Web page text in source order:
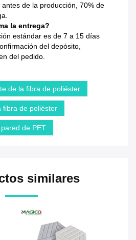
de la producción, 70% de
la entrega?
estándar es de 7 a 15 días
del depósito,
del pedido.
de la fibra de poliéster
fibra de poliéster
de PET
similares